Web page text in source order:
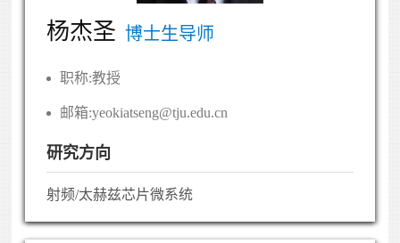
杨杰圣 博士生导师
职称:教授
邮箱:yeokiatseng@tju.edu.cn
研究方向
射频/太赫兹芯片微系统